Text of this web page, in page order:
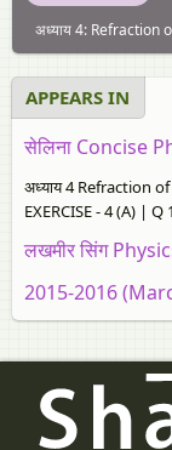
अध्याय 4: Refraction
APPEARS IN
सेलिना Concise
अध्याय 4 Refraction
EXERCISE - 4 (A) | Q
लखमीर सिंग
2015-2016